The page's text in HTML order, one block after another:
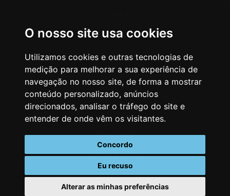
O nosso site usa cookies
Utilizamos cookies e outras tecnologias de
medição para melhorar a sua experiência de
navegação no nosso site, de forma a mostrar
conteúdo personalizado, anúncios
direcionados, analisar o tráfego do site e
entender de onde vêm os visitantes.
Concordo
Eu recuso
Alterar as minhas preferências
AGÊNCIA
COMO PENSAMOS
NOSSOS SERVIÇOS
CASES & CLIENTES
BLOG
VAGAS
CONTATO